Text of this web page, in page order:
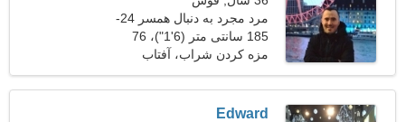
مرد مجرد به دنبال همسر 24-
33
185 سانتی متر (6'1")، 76
کیلوگرم (167 پوند)
مزه کردن شراب، آفتاب
گرفتن
Edward